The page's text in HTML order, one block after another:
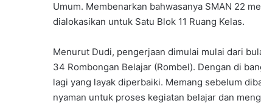
Umum. Membenarkan bahwasanya SMAN 22
dialokasikan untuk Satu Blok 11 Ruang Kelas.
Menurut Dudi, pengerjaan dimulai mulai dari
34 Rombongan Belajar (Rombel). Dengan di
lagi yang layak diperbaiki. Memang sebelum
nyaman untuk proses kegiatan belajar dan